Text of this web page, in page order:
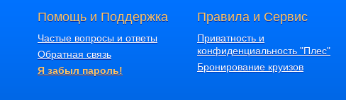
Помощь и Поддержка
Частые вопросы и ответы
Обратная связь
Я забыл пароль!
Правила и Сервис
Приватность и
конфиденциальность "Плес"
Бронирование круизов